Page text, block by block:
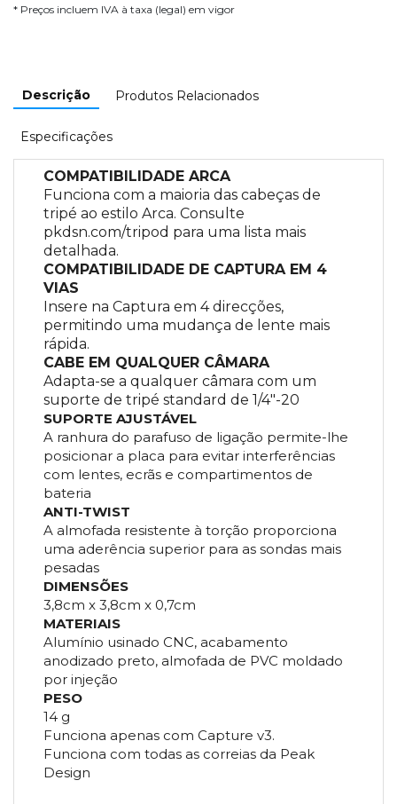
* Preços incluem IVA à taxa (legal) em vigor
Descrição Produtos Relacionados
Especificações
COMPATIBILIDADE ARCA
Funciona com a maioria das cabeças de
tripé ao estilo Arca. Consulte
pkdsn.com/tripod para uma lista mais
detalhada.
COMPATIBILIDADE DE CAPTURA EM 4
VIAS
Insere na Captura em 4 direcções,
permitindo uma mudança de lente mais
rápida.
CABE EM QUALQUER CÂMARA
Adapta-se a qualquer câmara com um
suporte de tripé standard de 1/4"-20
SUPORTE AJUSTÁVEL
A ranhura do parafuso de ligação permite-lhe
posicionar a placa para evitar interferências
com lentes, ecrãs e compartimentos de
bateria
ANTI-TWIST
A almofada resistente à torção proporciona
uma aderência superior para as sondas mais
pesadas
DIMENSÕES
3,8cm x 3,8cm x 0,7cm
MATERIAIS
Alumínio usinado CNC, acabamento
anodizado preto, almofada de PVC moldado
por injeção
PESO
14 g
Funciona apenas com Capture v3.
Funciona com todas as correias da Peak
Design